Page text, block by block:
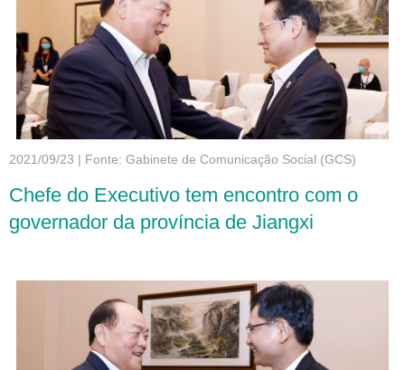
2021/09/23 | Fonte: Gabinete de Comunicação Social (GCS)
Chefe do Executivo tem encontro com o
governador da província de Jiangxi